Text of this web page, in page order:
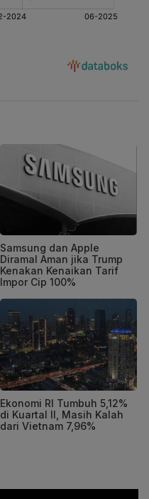
Samsung dan Apple
Diramal Aman jika Trump
Kenakan Kenaikan Tarif
Impor Cip 100%
Ekonomi RI Tumbuh 5,12%
di Kuartal II, Masih Kalah
dari Vietnam 7,96%